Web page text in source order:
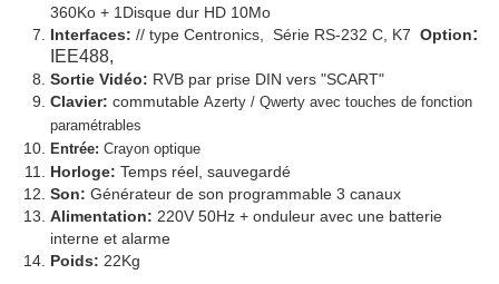
360Ko + 1Disque dur HD 10Mo
Interfaces: // type Centronics, Série RS-232 C, K7 Option:
IEE488,
Sortie Vidéo: RVB par prise DIN vers "SCART"
Clavier: commutable Azerty / Qwerty avec touches de fonction
paramétrables
Entrée: Crayon optique
Horloge: Temps réel, sauvegardé
Son: Générateur de son programmable 3 canaux
Alimentation: 220V 50Hz + onduleur avec une batterie
interne et alarme
Poids: 22Kg